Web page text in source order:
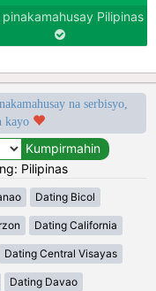
pinakamahusay Pilipinas
na serbisyo,
kayo
Pilipinas
Dating Bicol
Dating California
Dating Central Visayas
Dating Davao